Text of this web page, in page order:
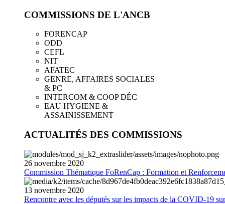
COMMISSIONS DE L'ANCB
FORENCAP
ODD
CEFL
NIT
AFATEC
GENRE, AFFAIRES SOCIALES
& PC
INTERCOM & COOP DÉC
EAU HYGIENE &
ASSAINISSEMENT
ACTUALITÉS DES COMMISSIONS
26 novembre 2020
Commission Thématique FoRenCap : Formation et
13 novembre 2020
Rencontre avec les députés sur les impacts de la COVID-19